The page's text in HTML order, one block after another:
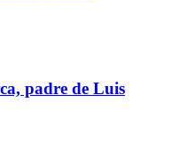
padre de Luis